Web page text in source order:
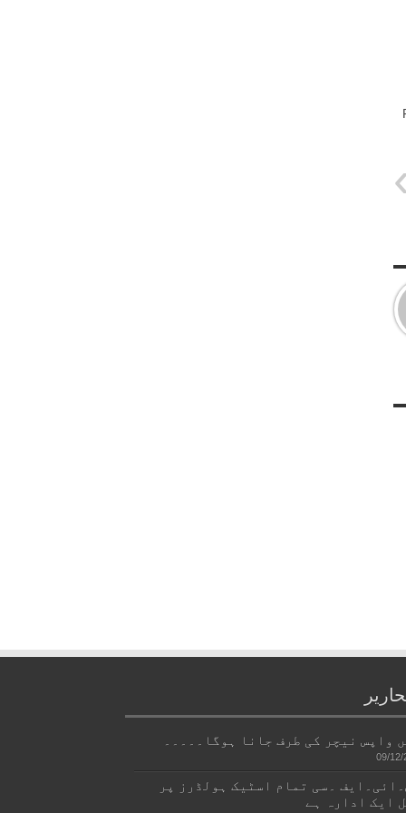
واپس نیچر کی طرف جانا ہوگا۔۔۔۔۔
09/12/
۔سی تمام اسٹیک ہولڈرز پر
ایک ادارہ ہے